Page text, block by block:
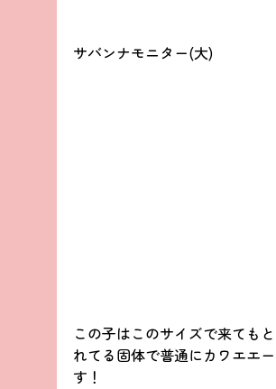
サバンナモニター(大)
この子はこのサイズで来ても
れてる固体で普通にカワエエ
す！